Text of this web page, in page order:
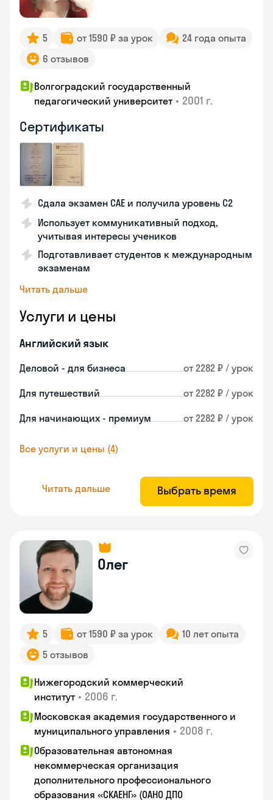
5 от 1590 ₽ за урок
24 года опыта
6 отзывов
Волгоградский государственный
педагогический университет • 2001 г.
Сертификаты
Сдала экзамен CAE и получила уровень С2
Использует коммуникативный подход,
учитывая интересы учеников
Подготавливает студентов к международным
экзаменам
Читать дальше
Услуги и цены
Английский язык
Деловой - для бизнеса от 2282 ₽ / урок
Для путешествий от 2282 ₽ / урок
Для начинающих - премиум от 2282 ₽ / урок
Все услуги и цены (4)
Читать дальше Выбрать время
Олег
5 от 1590 ₽ за урок
10 лет опыта
5 отзывов
Нижегородский коммерческий
институт • 2006 г.
Московская академия государственного и
муниципального управления • 2008 г.
Образовательная автономная
некоммерческая организация
дополнительного профессионального
образования «СКАЕНГ» (ОАНО ДПО